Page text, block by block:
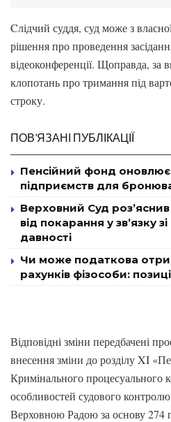
Cлідчий суддя, суд може з
рішення про проведення
відеоконференції. Щоправда, за
клопотань про тримання під
строку.
ПОВ’ЯЗАНІ ПУБЛІКАЦІЇ
Пенсійний фонд оновлює
підприємств для
Верховний Суд
від покарання у зв’язку
давності
Чи може податкова
рахунків фізособи:
Відповідні зміни передбачені
внесення зміни до розділу XI
Кримінального процесуального
особливостей судового
Верховною Радою за основу 274